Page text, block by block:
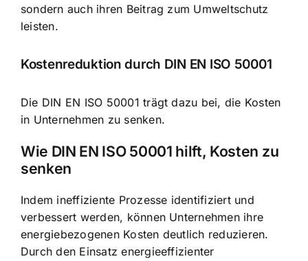
sondern auch ihren Beitrag zum Umweltschutz
leisten.
Kostenreduktion durch DIN EN ISO 50001
Die DIN EN ISO 50001 trägt dazu bei, die Kosten
in Unternehmen zu senken.
Wie DIN EN ISO 50001 hilft, Kosten zu
senken
Indem ineffiziente Prozesse identifiziert und
verbessert werden, können Unternehmen ihre
energiebezogenen Kosten deutlich reduzieren.
Durch den Einsatz energieeffizienter